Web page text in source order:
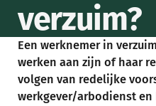
verzuim?
Een werknemer in
werken aan zijn of haar
volgen van redelijke
werkgever/arbodienst en